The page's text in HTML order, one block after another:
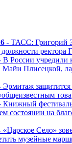
- ТАСС: Григорий
должности
В России учредили
Плисецкой,
Эрмитаж
Книжный
состоянии на
«Царское Село»
музейные